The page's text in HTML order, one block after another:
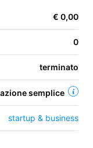
€ 0,00
0
terminato
semplice
startup & business